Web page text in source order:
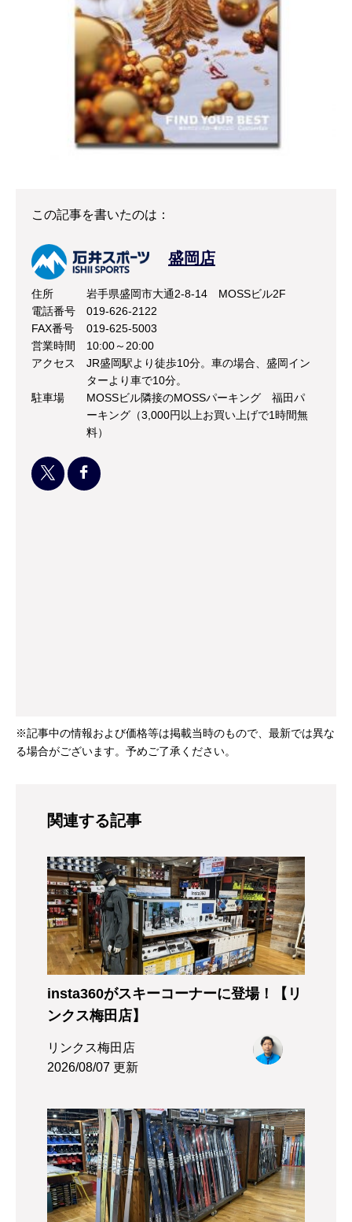
この記事を書いたのは：
盛岡店
住所
岩手県盛岡市大通2-8-14 MOSSビル2F
電話番号
019-626-2122
FAX番号
019-625-5003
営業時間
10:00～20:00
アクセス
JR盛岡駅より徒歩10分。車の場合、盛岡イン
ターより車で10分。
駐車場
MOSSビル隣接のMOSSパーキング 福田パ
ーキング（3,000円以上お買い上げで1時間無
料）
※記事中の情報および価格等は掲載当時のもので、最新では異な
る場合がございます。予めご了承ください。
関連する記事
insta360がスキーコーナーに登場！【リ
ンクス梅田店】
リンクス梅田店
2026/08/07 更新